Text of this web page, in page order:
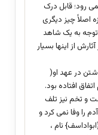
رود؛ قابل درک
اصلاً چیز دیگری
به یک شاهد
از اینها بسیار
در عهد او(
افتاده بود.
و تخم نیز تلف
را وفا نمی کرد و
نام ،